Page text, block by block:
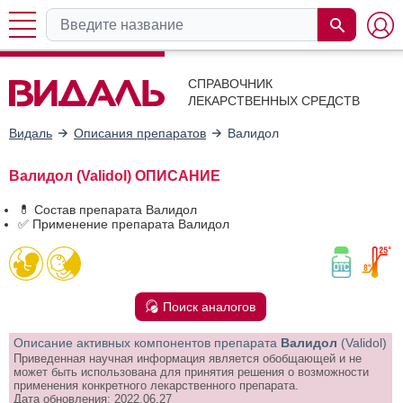
СПРАВОЧНИК
ЛЕКАРСТВЕННЫХ СРЕДСТВ
Видаль Описания препаратов Валидол
Валидол (Validol) ОПИСАНИЕ
💊 Состав препарата Валидол
✅ Применение препарата Валидол
Поиск аналогов
Описание активных компонентов препарата Валидол (Validol)
Приведенная научная информация является обобщающей и не
может быть использована для принятия решения о возможности
применения конкретного лекарственного препарата.
Дата обновления: 2022.06.27